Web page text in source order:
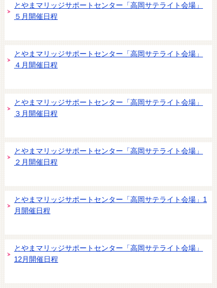
とやまマリッジサポートセンター「高岡サテライト会場」
５月開催日程
とやまマリッジサポートセンター「高岡サテライト会場」
４月開催日程
とやまマリッジサポートセンター「高岡サテライト会場」
３月開催日程
とやまマリッジサポートセンター「高岡サテライト会場」
２月開催日程
とやまマリッジサポートセンター「高岡サテライト会場」1
月開催日程
とやまマリッジサポートセンター「高岡サテライト会場」
12月開催日程